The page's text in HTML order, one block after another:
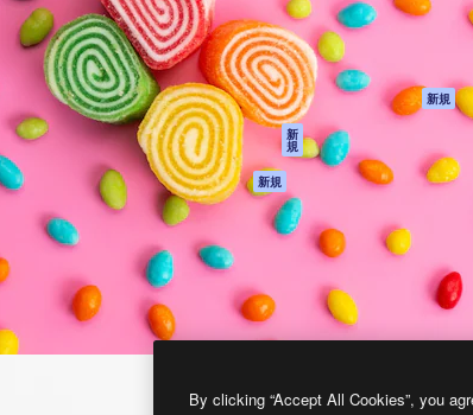
AI 動画生成ツール
AI 音声合成ツール
ストックコンテン
ツ
Claude/ChatGPT
向けMCP
新
規
エージェント 新規
API
モバイルアプリ
すべてのMagnificツ
ール
利用規約
プライバシーポリ
シー
オリジナル 新規
クッキーポリシー
トラストセンター
アフィリエイト
By clicking “Accept All Cookies”, you